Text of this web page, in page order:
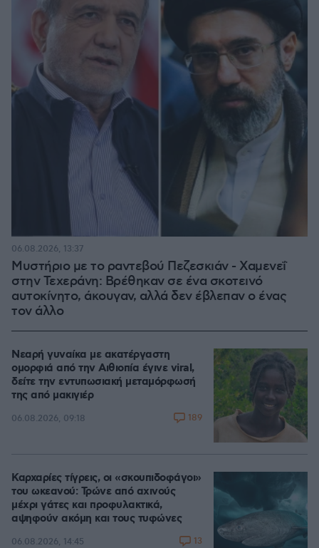
Μυστήριο με το ραντεβού Πεζεσκιάν - Χαμενεΐ
στην Τεχεράνη: Βρέθηκαν σε ένα σκοτεινό
αυτοκίνητο, άκουγαν, αλλά δεν έβλεπαν ο ένας
τον άλλο
06.08.2026, 13:37
Νεαρή γυναίκα με ακατέργαστη
ομορφιά από την Αιθιοπία έγινε viral,
δείτε την εντυπωσιακή μεταμόρφωσή
της από μακιγιέρ
06.08.2026, 09:18 189
Καρχαρίες τίγρεις, οι «σκουπιδοφάγοι»
του ωκεανού: Τρώνε από αχινούς
μέχρι γάτες και προφυλακτικά,
αψηφούν ακόμη και τους τυφώνες
06.08.2026, 14:45 13